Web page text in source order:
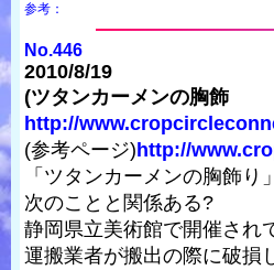
参考：
No.446
2010/8/19
(ツタンカーメンの胸飾
http://
(参考ページ) http://
「ツタンカーメンの胸飾り
次のことと関係ある?
静岡県立美術館で開催され
運搬業者が搬出の際に破損